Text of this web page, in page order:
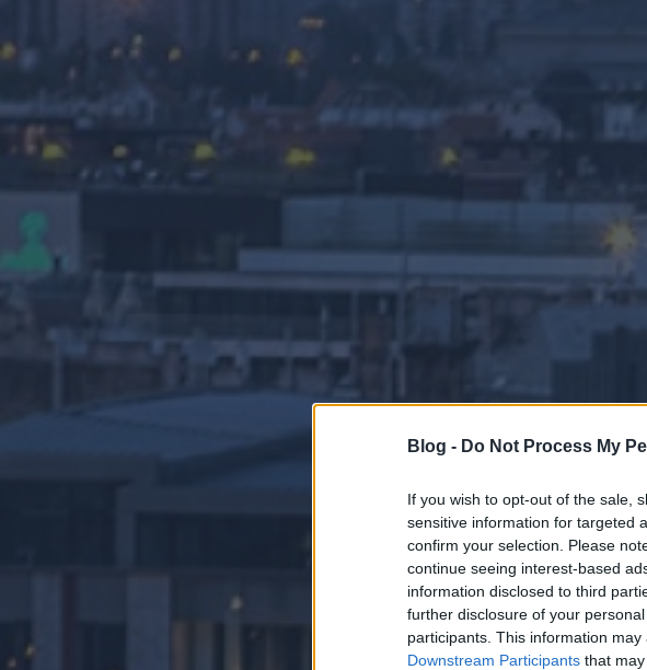
Blog - Do Not Process My
If you wish to opt-out of the sale,
sensitive information for targeted
confirm your selection. Please
continue seeing interest-based
information disclosed to third
further disclosure of your
participants. This information
Downstream Participants that